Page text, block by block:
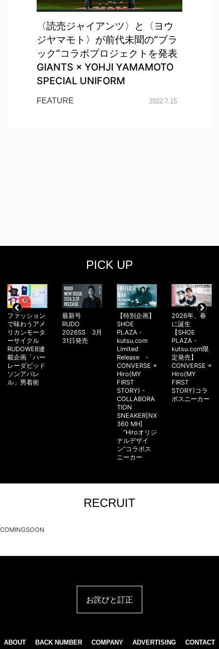
〈読売ジャイアンツ〉と〈ヨウ
ジヤマモト〉が前代未聞の“ブラ
ック”コラボプロジェクトを発表
GIANTS × YOHJI YAMAMOTO
SPECIAL UNIFORM
FEATURE 2022.7.15
PICK UP
ファッション
で味わうアメ
リカンモータ
ーサイクル
RUDOWEB連
載企画「ハー
レーダビッド
ソンアパレ
ル」男着術
最新号
RUDO
2026SS 3月
31日発売
【特別企画】
SHOE
PLAZA・
kutsu.com
Limited
Release -
CONVERSE ×
Hiro(MY
FIRST
STORY) -
COLLABORA
TION
SNEAKER[NX
360 MH]
“Hiroオリジ
ナルデザイ
ン”コラボス
ニーカー
2026年、春
に誕生
【SHOE
PLAZA・
kutsu.com限
定発売】
CONVERSE ×
Hiro(MY
FIRST
STORY)コラ
ボスニーカー
RECRUIT
COMINGSOON
お詫びと訂正
ABOUT BACK NUMBER COMPANY ADVERTISING CONTACT